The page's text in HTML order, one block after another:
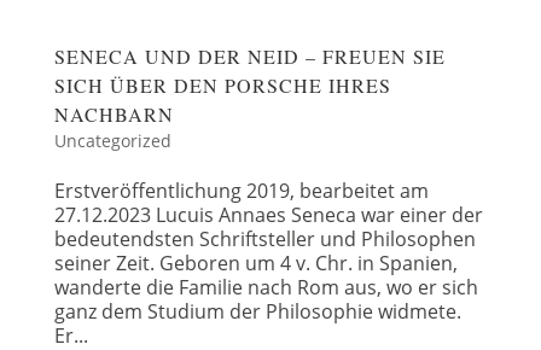
SENECA UND DER NEID – FREUEN SIE
SICH ÜBER DEN PORSCHE IHRES
NACHBARN
Uncategorized
Erstveröffentlichung 2019, bearbeitet am
27.12.2023 Lucuis Annaes Seneca war einer der
bedeutendsten Schriftsteller und Philosophen
seiner Zeit. Geboren um 4 v. Chr. in Spanien,
wanderte die Familie nach Rom aus, wo er sich
ganz dem Studium der Philosophie widmete.
Er...